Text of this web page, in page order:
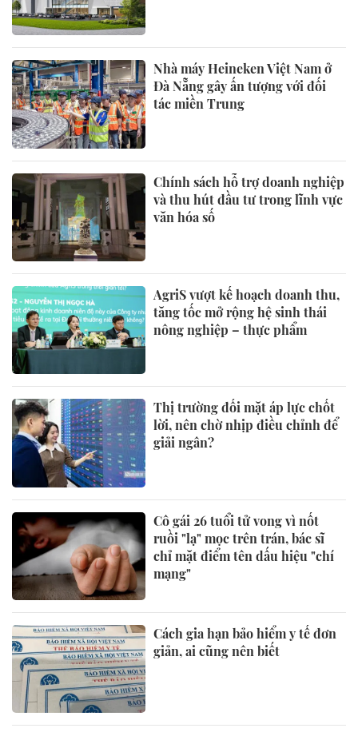
Nhà máy Heineken Việt Nam ở
Đà Nẵng gây ấn tượng với đối
tác miền Trung
Chính sách hỗ trợ doanh nghiệp
và thu hút đầu tư trong lĩnh vực
văn hóa số
AgriS vượt kế hoạch doanh thu,
tăng tốc mở rộng hệ sinh thái
nông nghiệp – thực phẩm
Thị trường đối mặt áp lực chốt
lời, nên chờ nhịp điều chỉnh để
giải ngân?
Cô gái 26 tuổi tử vong vì nốt
ruồi "lạ" mọc trên trán, bác sĩ
chỉ mặt điểm tên dấu hiệu "chí
mạng"
Cách gia hạn bảo hiểm y tế đơn
giản, ai cũng nên biết